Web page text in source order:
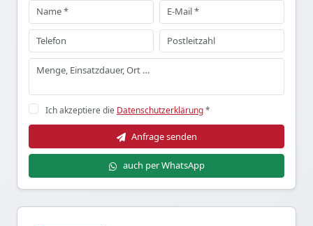
Ich akzeptiere die Datenschutzerklärung*
Anfrage senden
auch per WhatsApp